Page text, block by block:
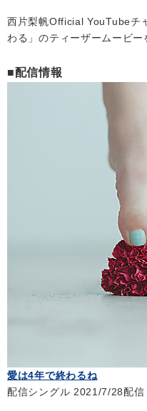
西片梨帆Official YouTubeチ
わる」のティーザームービー
■配信情報
愛は4年で終わるね
配信シングル 2021/7/28配